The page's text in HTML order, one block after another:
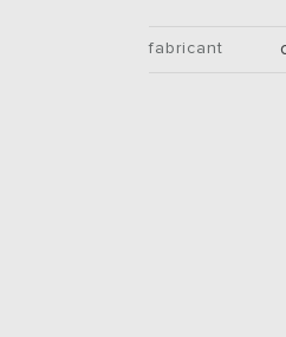
fabricant